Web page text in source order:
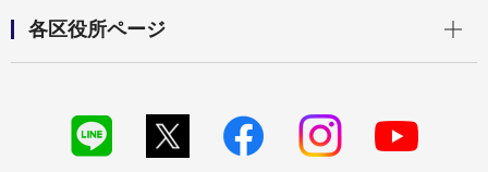
各区役所ページ